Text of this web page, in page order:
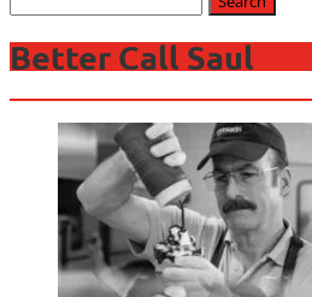
Better Call Saul